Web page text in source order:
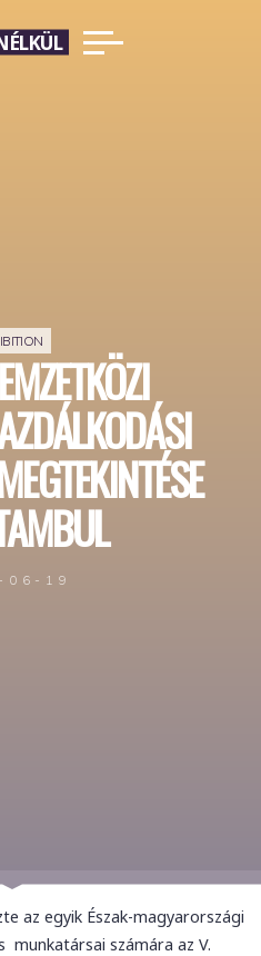
06-19
az egyik Észak-magyarországi
munkatársai számára az V.